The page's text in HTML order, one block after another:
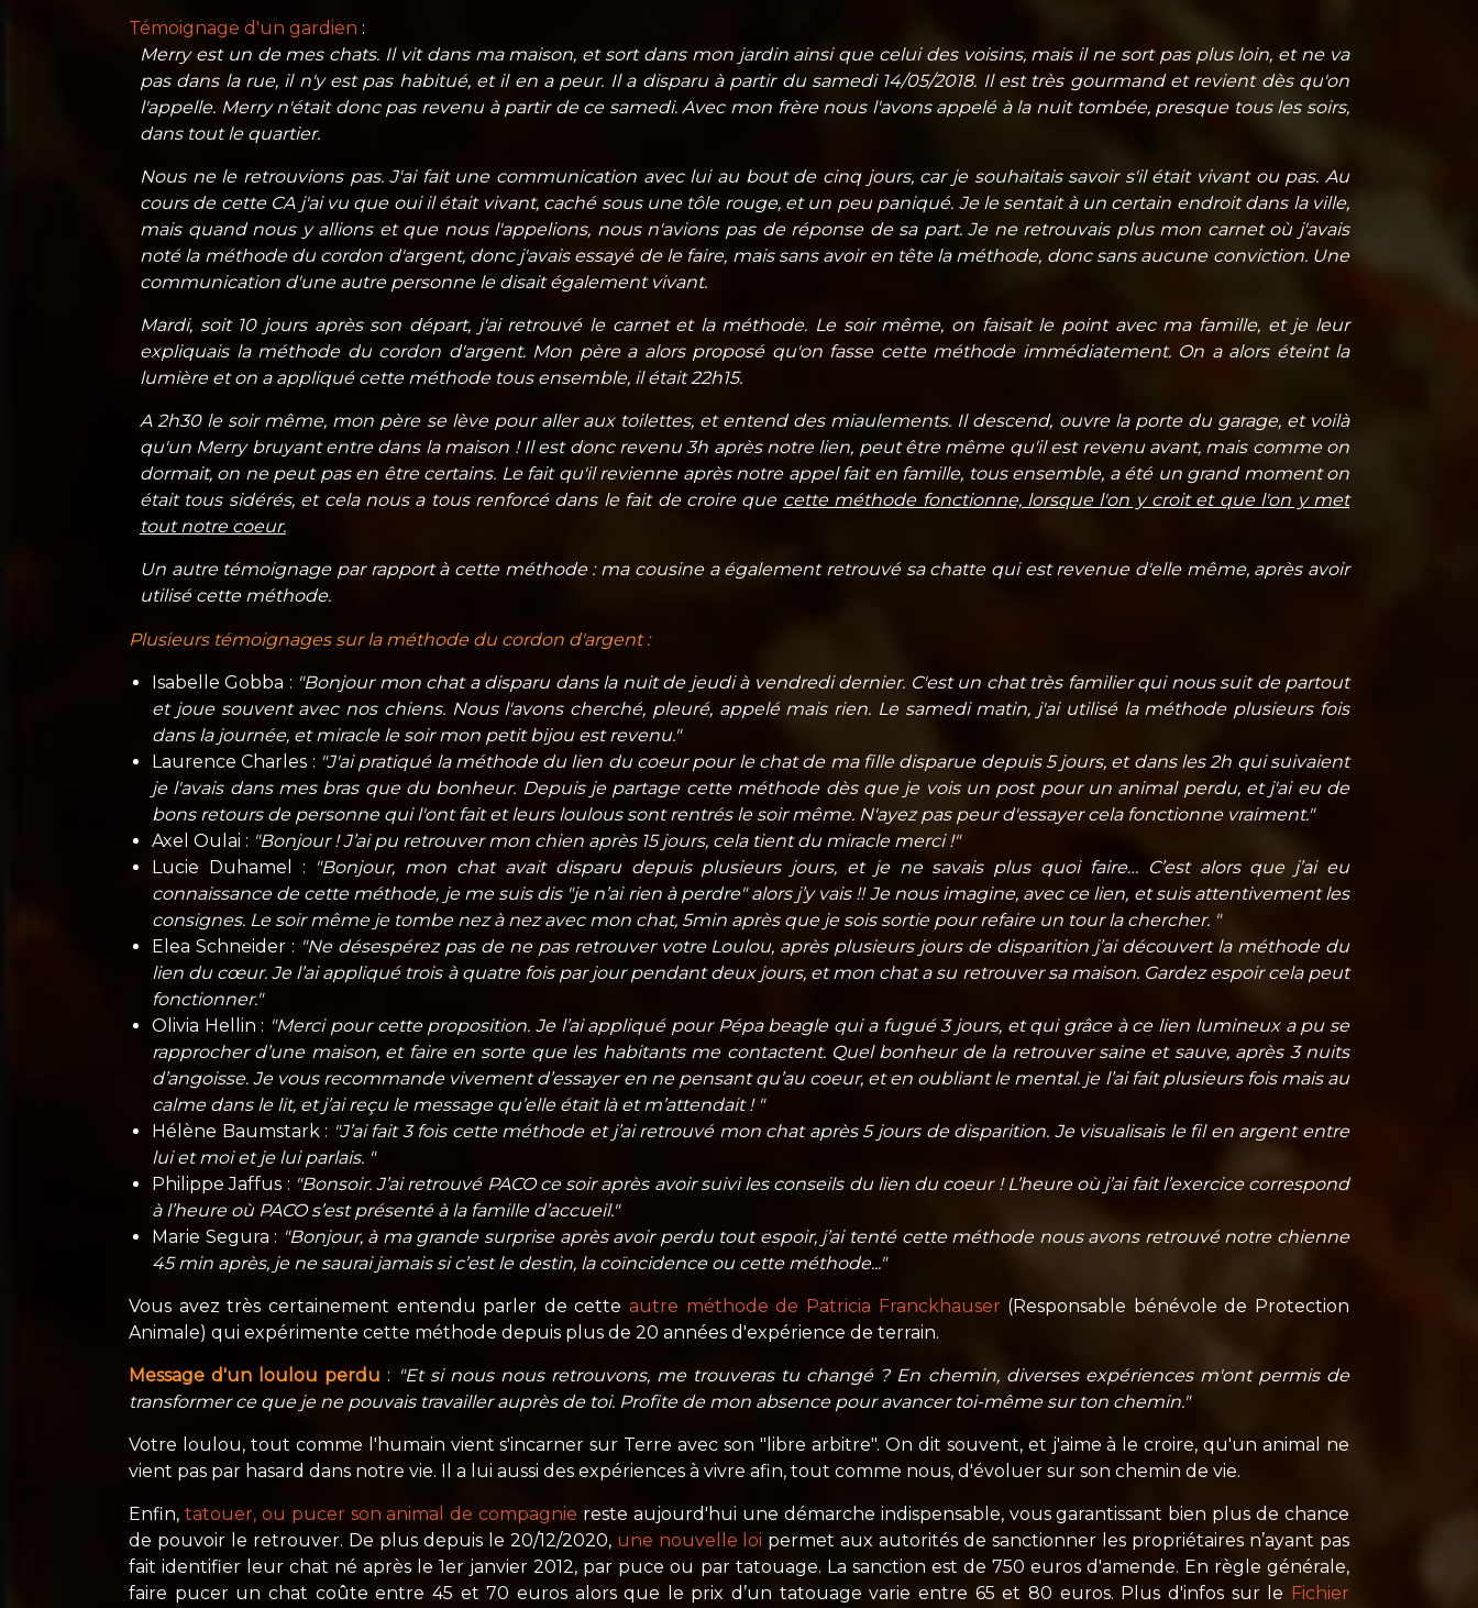
Témoignage d'un gardien :
Merry est un de mes chats. Il vit dans ma maison, et sort dans mon jardin ainsi que celui des voisins, mais il ne sort pas plus loin, et ne va
pas dans la rue, il n'y est pas habitué, et il en a peur. Il a disparu à partir du samedi 14/05/2018. Il est très gourmand et revient dès qu'on
l'appelle. Merry n'était donc pas revenu à partir de ce samedi. Avec mon frère nous l'avons appelé à la nuit tombée, presque tous les soirs,
dans tout le quartier.
Nous ne le retrouvions pas. J'ai fait une communication avec lui au bout de cinq jours, car je souhaitais savoir s'il était vivant ou pas. Au
cours de cette CA j'ai vu que oui il était vivant, caché sous une tôle rouge, et un peu paniqué. Je le sentait à un certain endroit dans la ville,
mais quand nous y allions et que nous l'appelions, nous n'avions pas de réponse de sa part. Je ne retrouvais plus mon carnet où j'avais
noté la méthode du cordon d'argent, donc j'avais essayé de le faire, mais sans avoir en tête la méthode, donc sans aucune conviction. Une
communication d'une autre personne le disait également vivant.
Mardi, soit 10 jours après son départ, j'ai retrouvé le carnet et la méthode. Le soir même, on faisait le point avec ma famille, et je leur
expliquais la méthode du cordon d'argent. Mon père a alors proposé qu'on fasse cette méthode immédiatement. On a alors éteint la
lumière et on a appliqué cette méthode tous ensemble, il était 22h15.
A 2h30 le soir même, mon père se lève pour aller aux toilettes, et entend des miaulements. Il descend, ouvre la porte du garage, et voilà
qu'un Merry bruyant entre dans la maison ! Il est donc revenu 3h après notre lien, peut être même qu'il est revenu avant, mais comme on
dormait, on ne peut pas en être certains. Le fait qu'il revienne après notre appel fait en famille, tous ensemble, a été un grand moment on
était tous sidérés, et cela nous a tous renforcé dans le fait de croire que cette méthode fonctionne, lorsque l'on y croit et que l'on y met
tout notre coeur.
Un autre témoignage par rapport à cette méthode : ma cousine a également retrouvé sa chatte qui est revenue d'elle même, après avoir
utilisé cette méthode.
Plusieurs témoignages sur la méthode du cordon d'argent :
Isabelle Gobba : "Bonjour mon chat a disparu dans la nuit de jeudi à vendredi dernier. C'est un chat très familier qui nous suit de partout
et joue souvent avec nos chiens. Nous l'avons cherché, pleuré, appelé mais rien. Le samedi matin, j'ai utilisé la méthode plusieurs fois
dans la journée, et miracle le soir mon petit bijou est revenu."
Laurence Charles : "J'ai pratiqué la méthode du lien du coeur pour le chat de ma fille disparue depuis 5 jours, et dans les 2h qui suivaient
je l'avais dans mes bras que du bonheur. Depuis je partage cette méthode dès que je vois un post pour un animal perdu, et j'ai eu de
bons retours de personne qui l'ont fait et leurs loulous sont rentrés le soir même. N'ayez pas peur d'essayer cela fonctionne vraiment."
Axel Oulai : "Bonjour ! J’ai pu retrouver mon chien après 15 jours, cela tient du miracle merci !"
Lucie Duhamel :
"Bonjour, mon chat avait disparu depuis plusieurs jours, et je ne savais plus quoi faire… C’est alors que j’ai eu
connaissance de cette méthode, je me suis dis "je n’ai rien à perdre" alors j’y vais !! Je nous imagine, avec ce lien, et suis attentivement les
consignes. Le soir même je tombe nez à nez avec mon chat, 5min après que je sois sortie pour refaire un tour la chercher. "
Elea Schneider : "Ne désespérez pas de ne pas retrouver votre Loulou, après plusieurs jours de disparition j’ai découvert la méthode du
lien du cœur. Je l’ai appliqué trois à quatre fois par jour pendant deux jours, et mon chat a su retrouver sa maison. Gardez espoir cela peut
fonctionner."
Olivia Hellin : "Merci pour cette proposition. Je l’ai appliqué pour Pépa beagle qui a fugué 3 jours, et qui grâce à ce lien lumineux a pu se
rapprocher d’une maison, et faire en sorte que les habitants me contactent. Quel bonheur de la retrouver saine et sauve, après 3 nuits
d’angoisse. Je vous recommande vivement d’essayer en ne pensant qu’au coeur, et en oubliant le mental. je l’ai fait plusieurs fois mais au
calme dans le lit, et j’ai reçu le message qu’elle était là et m’attendait ! "
Hélène Baumstark : "J’ai fait 3 fois cette méthode et j’ai retrouvé mon chat après 5 jours de disparition. Je visualisais le fil en argent entre
lui et moi et je lui parlais. "
Philippe Jaffus : "Bonsoir. J’ai retrouvé PACO ce soir après avoir suivi les conseils du lien du coeur ! L’heure où j’ai fait l’exercice correspond
à l’heure où PACO s’est présenté à la famille d’accueil."
Marie Segura : "Bonjour, à ma grande surprise après avoir perdu tout espoir, j’ai tenté cette méthode nous avons retrouvé notre chienne
45 min après, je ne saurai jamais si c’est le destin, la coïncidence ou cette méthode..."
Vous avez très certainement entendu parler de cette autre méthode de Patricia Franckhauser(Responsable bénévole de Protection
Animale) qui expérimente cette méthode depuis plus de 20 années d'expérience de terrain.
Message d'un loulou perdu : "Et si nous nous retrouvons, me trouveras tu changé ? En chemin, diverses expériences m'ont permis de
transformer ce que je ne pouvais travailler auprès de toi. Profite de mon absence pour avancer toi-même sur ton chemin."
Votre loulou, tout comme l'humain vient s'incarner sur Terre avec son "libre arbitre". On dit souvent, et j'aime à le croire, qu'un animal ne
vient pas par hasard dans notre vie. Il a lui aussi des expériences à vivre afin, tout comme nous, d'évoluer sur son chemin de vie.
Enfin, tatouer, ou pucer son animal de compagnie reste aujourd'hui une démarche indispensable, vous garantissant bien plus de chance
de pouvoir le retrouver. De plus depuis le 20/12/2020, une nouvelle loi permet aux autorités de sanctionner les propriétaires n’ayant pas
fait identifier leur chat né après le 1er janvier 2012, par puce ou par tatouage. La sanction est de 750 euros d'amende. En règle générale,
faire pucer un chat coûte entre 45 et 70 euros alors que le prix d’un tatouage varie entre 65 et 80 euros. Plus d'infos sur le Fichier